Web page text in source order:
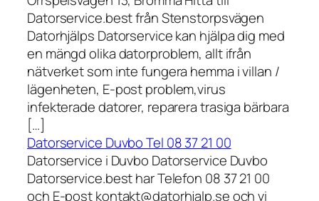
Datorservice.best från Stenstorpsvägen
Datorhjälps Datorservice kan hjälpa dig med
en mängd olika datorproblem, allt ifrån
nätverket som inte fungera hemma i villan /
lägenheten, E-post problem,virus
infekterade datorer, reparera trasiga bärbara
[…]
Datorservice Duvbo Tel 08 37 21 00
Datorservice i Duvbo Datorservice Duvbo
Datorservice.best har Telefon 08 37 21 00
och E-post kontakt@datorhjalp.se och vi